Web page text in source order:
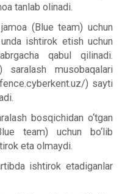
tanlab olinadi.
(Blue team) uchun
ishtirok etish uchun
qabul qilinadi.
musobaqalari
) sayti
bosqichidan o‘tgan
team) uchun bo‘lib
eta olmaydi.
ishtirok etadiganlar